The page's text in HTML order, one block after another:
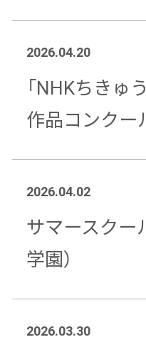
2026.04.20
「NHKちきゅ
作品コンクー
2026.04.02
サマースクー
学園）
2026.03.30